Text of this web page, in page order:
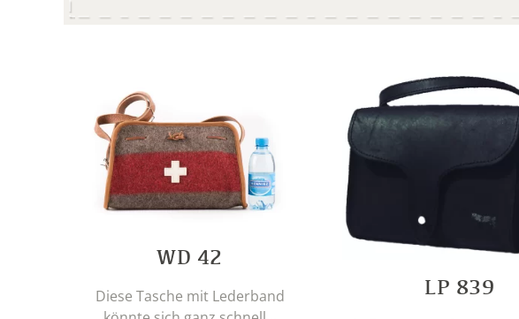
WD 42
Diese Tasche mit Lederband
LP 839